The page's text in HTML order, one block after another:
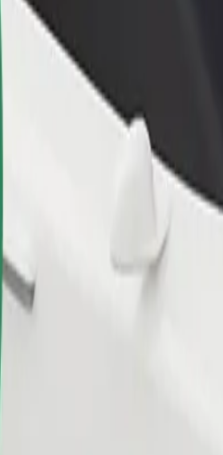
la opción perfecta para tu viaje.
Descargá la app de Bolt